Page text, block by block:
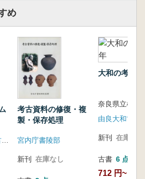
め
考古資料の修復・複
製・保存処理
宮内庁書陵部
新刊 在庫なし
大和の考古
新刊 在庫なし
古書 6 点
712 円~